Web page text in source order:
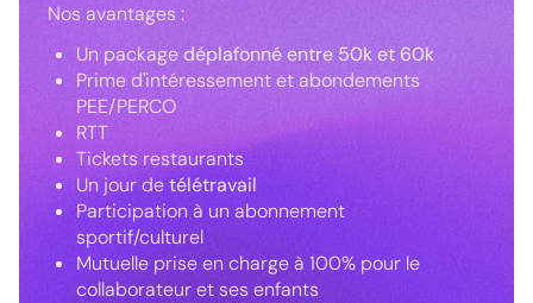
Nos avantages :
Un packagedéplafonné entre 50k et 60k
Prime d'intéressement et abondements
PEE/PERCO
RTT
Tickets restaurants
Un jour detélétravail
Participation à un abonnement
sportif/culturel
Mutuelle prise en charge à 100% pour le
collaborateur et ses enfants